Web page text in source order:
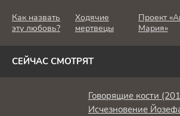
Как назвать
эту любовь?
Ходячие
мертвецы
Проект
Мария»
СЕЙЧАС СМОТРЯТ
Говорящие кости
Исчезновение